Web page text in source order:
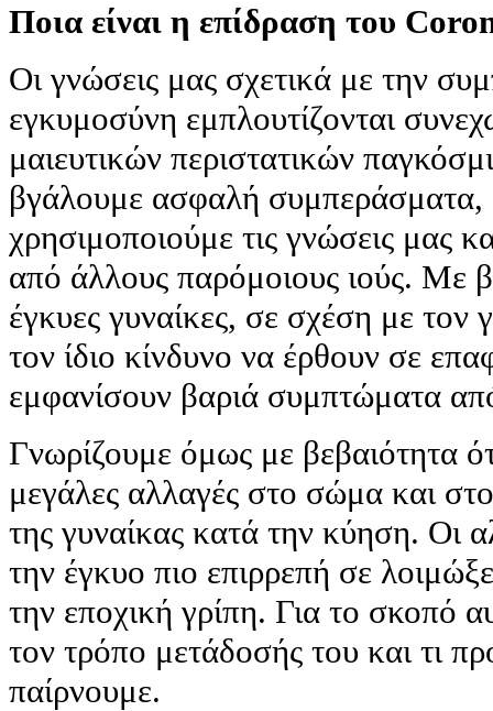
Ποια είναι η επίδραση του
Οι γνώσεις μας σχετικά με την
εγκυμοσύνη εμπλουτίζονται
μαιευτικών περιστατικών
βγάλουμε ασφαλή
χρησιμοποιούμε τις γνώσεις μας
από άλλους παρόμοιους ιούς. Με
έγκυες γυναίκες, σε σχέση με τον
τον ίδιο κίνδυνο να έρθουν σε
εμφανίσουν βαριά συμπτώματα
Γνωρίζουμε όμως με βεβαιότητα
μεγάλες αλλαγές στο σώμα και
της γυναίκας κατά την κύηση. Οι
την έγκυο πιο επιρρεπή σε
την εποχική γρίπη. Για το σκοπό
τον τρόπο μετάδοσής του και τι
παίρνουμε.